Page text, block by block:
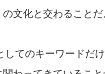
文化と交わること
してのキーワードだけ